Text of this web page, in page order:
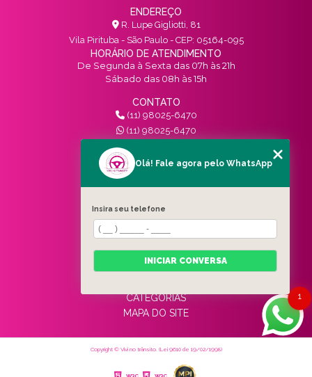
ENDEREÇO
R. Lupe Gigliotti, 81
Vila Pirituba - São Paulo - CEP: 05164-095
HORÁRIO DE ATENDIMENTO
De Segunda à Sexta das 07h às 21h
Sábado das 08h às 15h
CONTATO
(11) 98025-6470
(11) 98025-6470
contato@vivinotransito.com.br
SIGA-NOS!
MENU
HOME
QUEM SOMOS
SERVIÇOS
BLOG
CATEGORIAS
MAPA DO SITE
Copyright © Vivi no trânsito. (Lei 9610 de 19/02/1998)
W3C W3C
1
Olá! Fale agora pelo WhatsApp
Insira seu telefone
INICIAR CONVERSA